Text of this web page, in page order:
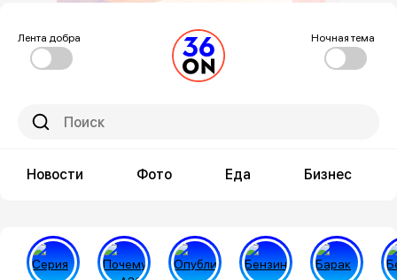
Лента добра Ночная тема
Новости Фото Еда Бизнес